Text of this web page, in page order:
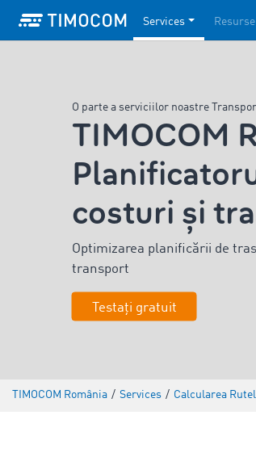
Services Resurse
O parte a serviciilor noastre
TIMOCOM
costuri și
Optimizarea planificării de
transport
Testați gratuit
TIMOCOM România / Services / Calcularea